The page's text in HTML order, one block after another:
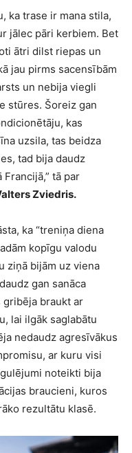
ka trase ir mana stila,
jālec pāri kerbiem. Bet
ātri dilst riepas un
jau pirms sacensībām
un nebija viegli
stūres. Šoreiz gan
kas
uzsila, tas beidza
tad bija daudz
tā par
Zviedris.
ka “treniņa diena
kopīgu valodu
ziņā bijām uz viena
gan sanāca
braukt ar
lai ilgāk saglabātu
nedaudz agresīvākus
ar kuru visi
noteikti bija
braucieni, kuros
rezultātu klasē.